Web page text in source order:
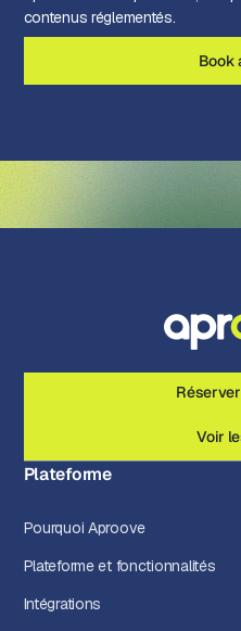
contenus réglementés.
Book
Voir
Plateforme
Pourquoi Aproove
Plateforme et fonctionnalités
Intégrations